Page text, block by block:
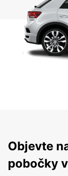
Objevte
pobočky